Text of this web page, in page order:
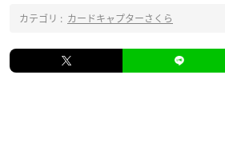
カテゴリ : カードキャプターさくら